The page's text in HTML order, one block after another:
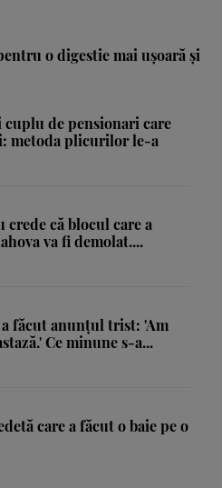
o digestie mai ușoară și
cuplu de pensionari care
metoda plicurilor le-a
că blocul care a
va fi demolat....
a făcut anunțul trist: 'Am
Ce minune s-a...
care a făcut o baie pe o